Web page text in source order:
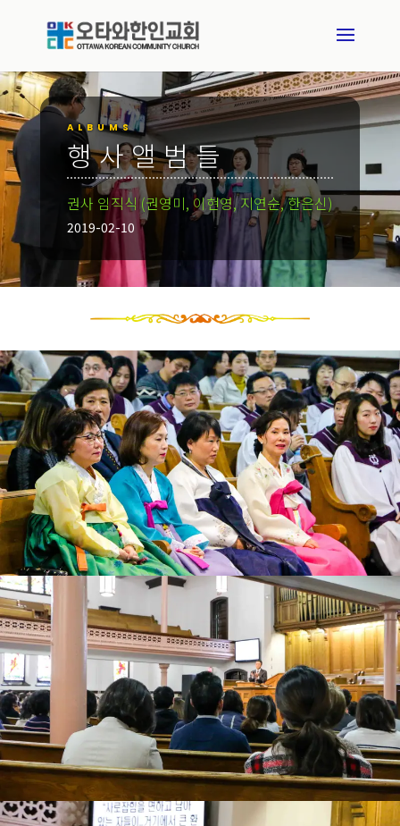
ALBUMS
행사앨범들
권사 임직식 (권영미, 이현영, 지연순, 한은신)
2019-02-10